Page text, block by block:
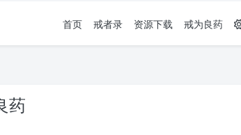
首页 戒者录 资源下载 戒为良药
药